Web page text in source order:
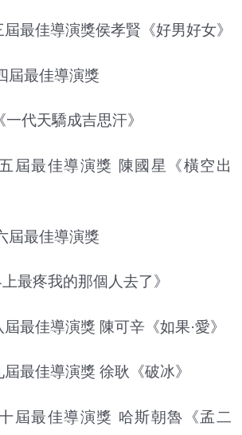
最佳導演獎侯孝賢《好男好女》
最佳導演獎
代天驕成吉思汗》
屆最佳導演獎 陳國星《橫空出
最佳導演獎
最疼我的那個人去了》
最佳導演獎 陳可辛《如果·愛》
最佳導演獎 徐耿《破冰》
屆最佳導演獎 哈斯朝魯《孟二